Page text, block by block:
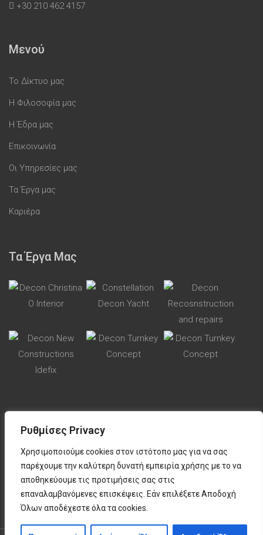
Ρυθμίσες Privacy
Χρησιμοποιούμε cookies στον ιστότοπο μας για να σας
παρέχουμε την καλύτερη δυνατή εμπειρία χρήσης με το να
αποθηκεύουμε τις προτιμήσεις σας στις
επαναλαμβανόμενες επισκέψεις. Εάν επιλέξετε Αποδοχή
Όλων αποδέχεστε όλα τα cookies.
+30 210 462 4157
Μενού
Το Δίκτυο μας
Η Φιλοσοφία μας
Η Έδρα μας
Επικοινωνία
Οι Υπηρεσίες μας
Τα Έργα μας
Καριέρα
Τα Έργα Μας
Όροι χρήσης
Πολιτική απορρήτου
Πολιτική cookies